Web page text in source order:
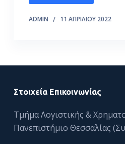
ADMIN 11 ΑΠΡΙΛΊΟΥ 2022
Στοιχεία Επικοινωνίας
Τμήμα Λογιστικής &
Πανεπιστήμιο Θεσσαλίας